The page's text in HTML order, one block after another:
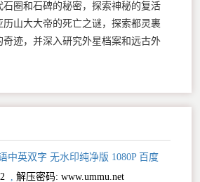
石圈和石碑的秘密，探索神秘的复活
山大大帝的死亡之谜，探索都灵裹
奇迹，并深入研究外星档案和远古外
中英双字 无水印纯净版 1080P 百度
, 解压密码: www.ummu.net